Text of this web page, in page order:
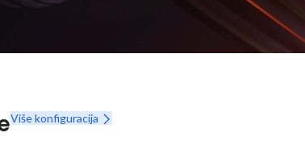
serija
Više konfiguracija